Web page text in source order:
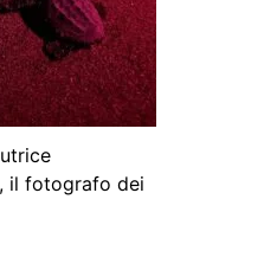
, il fotografo dei